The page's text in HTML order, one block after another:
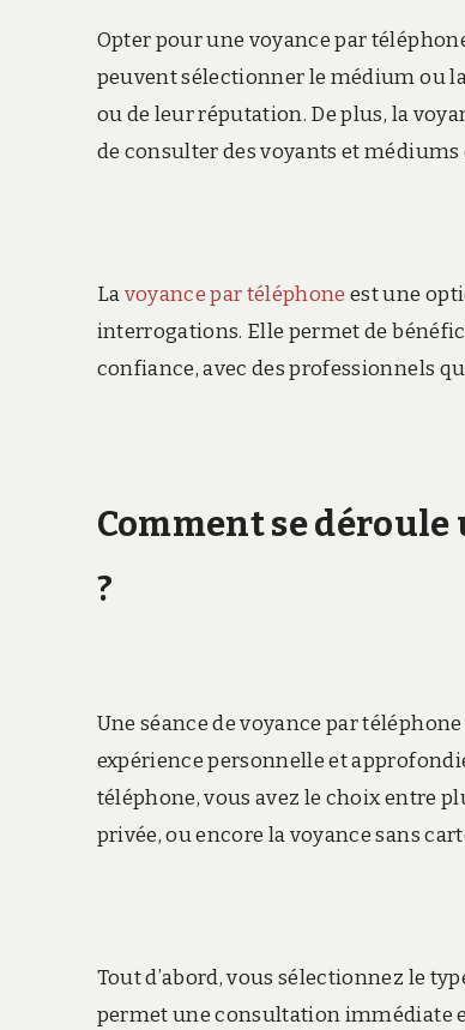
Opter pour une voyance par
peuvent sélectionner le médium ou
ou de leur réputation. De plus, la
de consulter des voyants et
Lavoyance par téléphone est une
interrogations. Elle permet de
confiance, avec des professionnels
Comment se
?
Une séance de voyance par
expérience personnelle et
téléphone, vous avez le choix entre
privée, ou encore la voyance sans
Tout d’abord, vous sélectionnez le
permet une consultation immédiate